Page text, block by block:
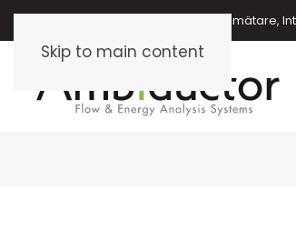
Skip to main content
Energimätare, vattenmätare, oljemätare,